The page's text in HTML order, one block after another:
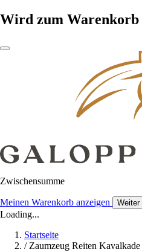
Wird zum Warenkorb
Zwischensumme
Meinen Warenkorb anzeigen Weiter
Loading...
Startseite
/ Zaumzeug Reiten